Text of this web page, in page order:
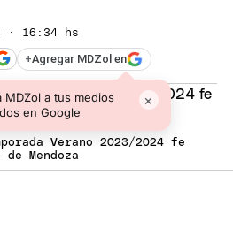
· 16:34 hs
+Agregar MDZol en
MDZol a tus medios
en Google
×
Verano 2023/2024 fe
Mendoza